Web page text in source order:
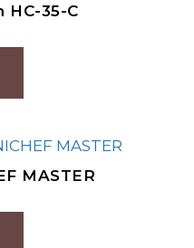
HC-35-C
MASTER